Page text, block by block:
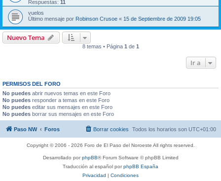
Respuestas: 11
vuelos
Último mensaje por Robinson Crusoe « 15 de Septiembre de 2009 19:05
Nuevo Tema
8 temas • Página 1 de 1
Ir a
PERMISOS DEL FORO
No puedes abrir nuevos temas en este Foro
No puedes responder a temas en este Foro
No puedes editar sus mensajes en este Foro
No puedes borrar sus mensajes en este Foro
Paso NW Foros Todos los horarios son UTC+01:00
Borrar cookies
Copyright © 2006 - 2026 Foro de El Paso del Noroeste All rights reserved.
Desarrollado porphpBB® Forum Software © phpBB Limited
Traducción al español porphpBB España
Privacidad | Condiciones